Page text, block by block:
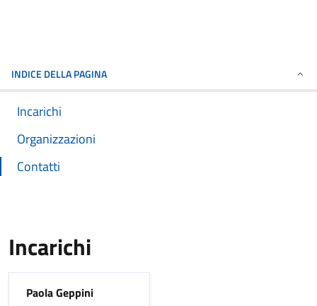
INDICE DELLA PAGINA
Incarichi
Organizzazioni
Contatti
Incarichi
Paola Geppini